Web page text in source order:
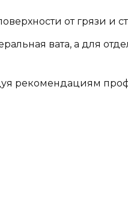
от грязи и
вата, а для
рекомендациям